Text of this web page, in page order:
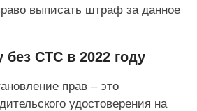
выписать штраф за данное
СТС в 2022 году
прав – это
удостоверения на